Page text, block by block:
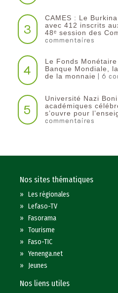
3
CAMES : Le
avec 412 inscrits
48ᵉ session des
commentaires
4
Le Fonds
Banque Mondiale,
de la monnaie | 6
5
Université Nazi
académiques
s’ouvre pour
commentaires
Nos sites thématiques
»Les régionales
»Lefaso-TV
»Fasorama
»Tourisme
»Faso-TIC
»Yenenga.net
» Jeunes
Nos liens utiles